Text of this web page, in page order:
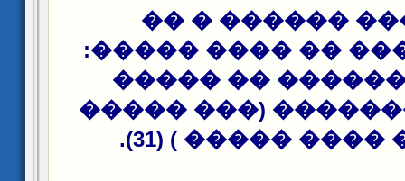
��� ����
������ � ��� ��
�� ���� ������
������ ��������
���� * �� ����